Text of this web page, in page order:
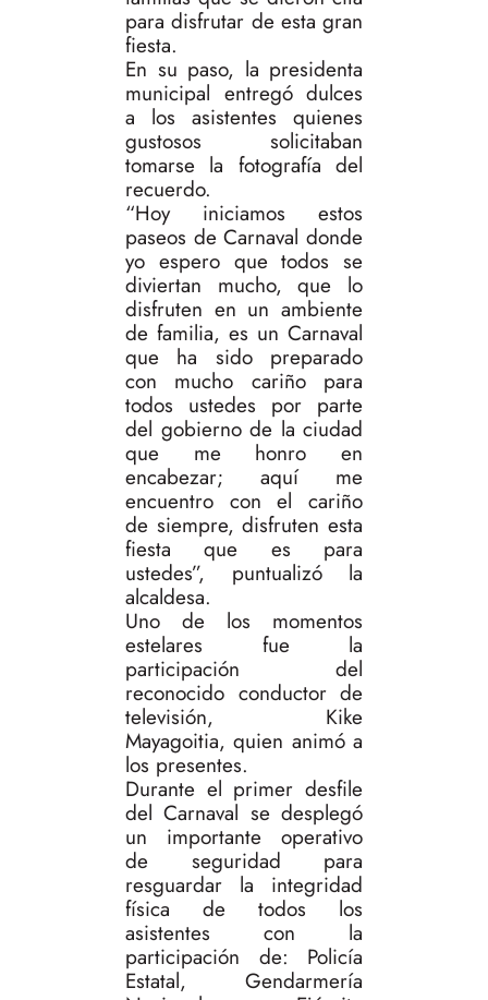
para disfrutar de esta gran
fiesta.
En su paso, la presidenta
municipal entregó dulces
a los asistentes quienes
gustosos solicitaban
tomarse la fotografía del
recuerdo.
“Hoy iniciamos estos
paseos de Carnaval donde
yo espero que todos se
diviertan mucho, que lo
disfruten en un ambiente
de familia, es un Carnaval
que ha sido preparado
con mucho cariño para
todos ustedes por parte
del gobierno de la ciudad
que me honro en
encabezar; aquí me
encuentro con el cariño
de siempre, disfruten esta
fiesta que es para
ustedes”, puntualizó la
alcaldesa.
Uno de los momentos
estelares fue la
participación del
reconocido conductor de
televisión, Kike
Mayagoitia, quien animó a
los presentes.
Durante el primer desfile
del Carnaval se desplegó
un importante operativo
de seguridad para
resguardar la integridad
física de todos los
asistentes con la
participación de: Policía
Estatal, Gendarmería